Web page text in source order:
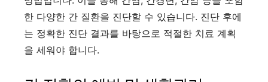
한 다양한 간 질환을 진단할 수 있습니다. 진단 후에
는 정확한 진단 결과를 바탕으로 적절한 치료 계획
을 세워야 합니다.